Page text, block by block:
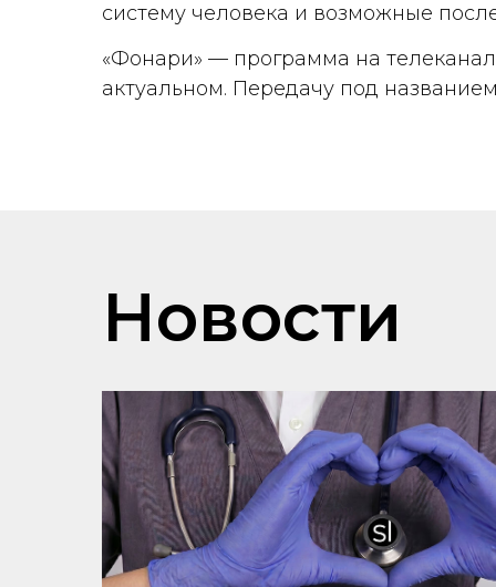
систему человека и возможные
«Фонари» — программа на
актуальном. Передачу под
Новости